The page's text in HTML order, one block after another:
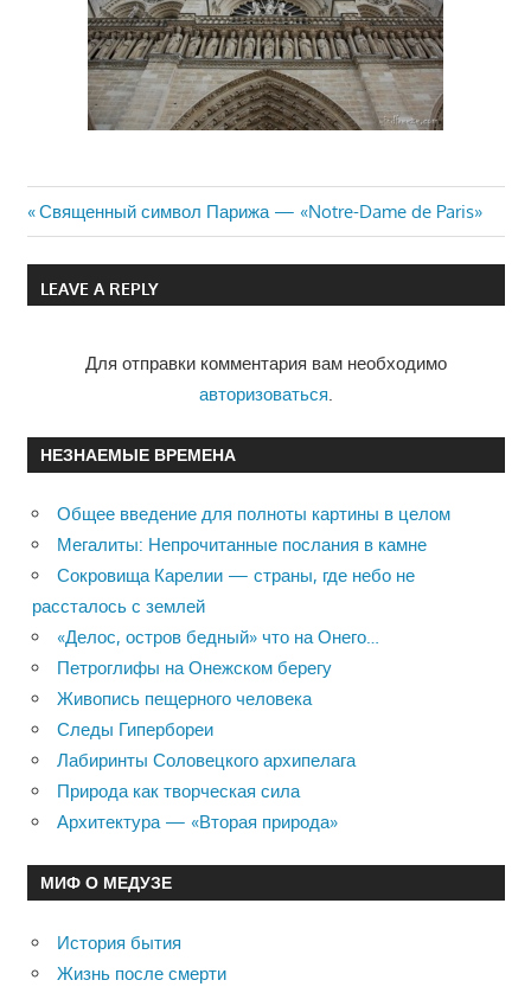
Навигация
по
Previous
Post:
Священный символ Парижа — «Notre-Dame de Paris»
LEAVE A REPLY
Для отправки комментария вам необходимо
авторизоваться.
НЕЗНАЕМЫЕ ВРЕМЕНА
Общее введение для полноты картины в целом
Мегалиты: Непрочитанные послания в камне
Сокровища Карелии — страны, где небо не
рассталось с землей
«Делос, остров бедный» что на Онего…
Петроглифы на Онежском берегу
Живопись пещерного человека
Следы Гипербореи
Лабиринты Соловецкого архипелага
Природа как творческая сила
Архитектура — «Вторая природа»
МИФ О МЕДУЗЕ
История бытия
Жизнь после смерти